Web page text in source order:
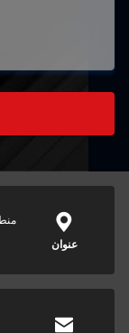
عنوان